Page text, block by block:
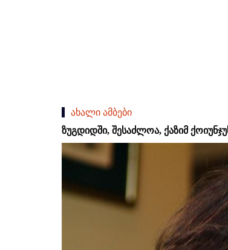
ახალი ამბები
ზუგდიდში, შესაძლოა, ქაზიმ